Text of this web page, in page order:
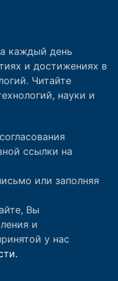
каждый день
и достижениях в
Читайте
науки и
ссылки на
или заполняя
Вы
и
у нас